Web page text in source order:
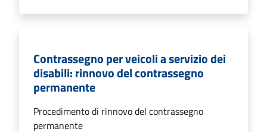
Contrassegno per veicoli a servizio dei
disabili: rinnovo del contrassegno
permanente
Procedimento di rinnovo del contrassegno
permanente